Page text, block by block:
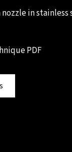
in stainless
PDF